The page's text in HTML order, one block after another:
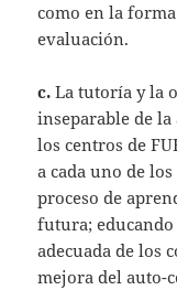
como en la
evaluación.
c.La tutoría y la
inseparable de
los centros de
a cada uno de
proceso de
futura;
adecuada de los
mejora del auto-